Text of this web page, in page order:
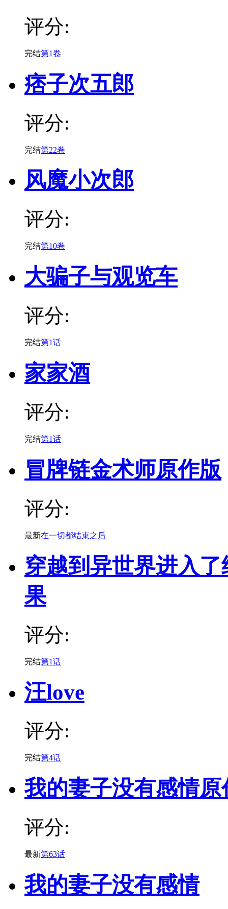
评分:
完结第1卷
痞子次五郎
评分:
完结第22卷
风魔小次郎
评分:
完结第10卷
大骗子与观览车
评分:
完结第1话
家家酒
评分:
完结第1话
冒牌链金术师原作版
评分:
最新在一切都结束之后
穿越到异世界进入
果
评分:
完结第1话
汪love
评分:
完结第4话
我的妻子没有感情原
评分:
最新第63话
我的妻子没有感情